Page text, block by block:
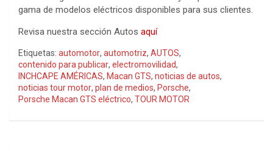
gama de modelos eléctricos disponibles para sus clientes.
Revisa nuestra sección Autos aquí
Etiquetas: automotor, automotriz, AUTOS,
contenido para publicar, electromovilidad,
INCHCAPE AMÉRICAS, Macan GTS, noticias de autos,
noticias tour motor, plan de medios, Porsche,
Porsche Macan GTS eléctrico, TOUR MOTOR